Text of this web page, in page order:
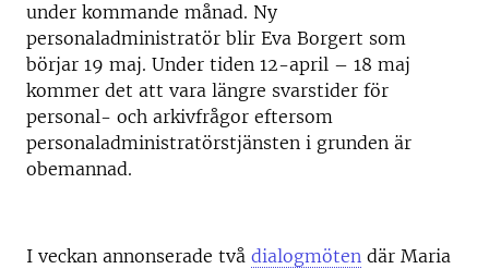
under kommande månad. Ny
personaladministratör blir Eva Borgert som
börjar 19 maj. Under tiden 12-april – 18 maj
kommer det att vara längre svarstider för
personal- och arkivfrågor eftersom
personaladministratörstjänsten i grunden är
obemannad.
I veckan annonserade två dialogmöten där Maria